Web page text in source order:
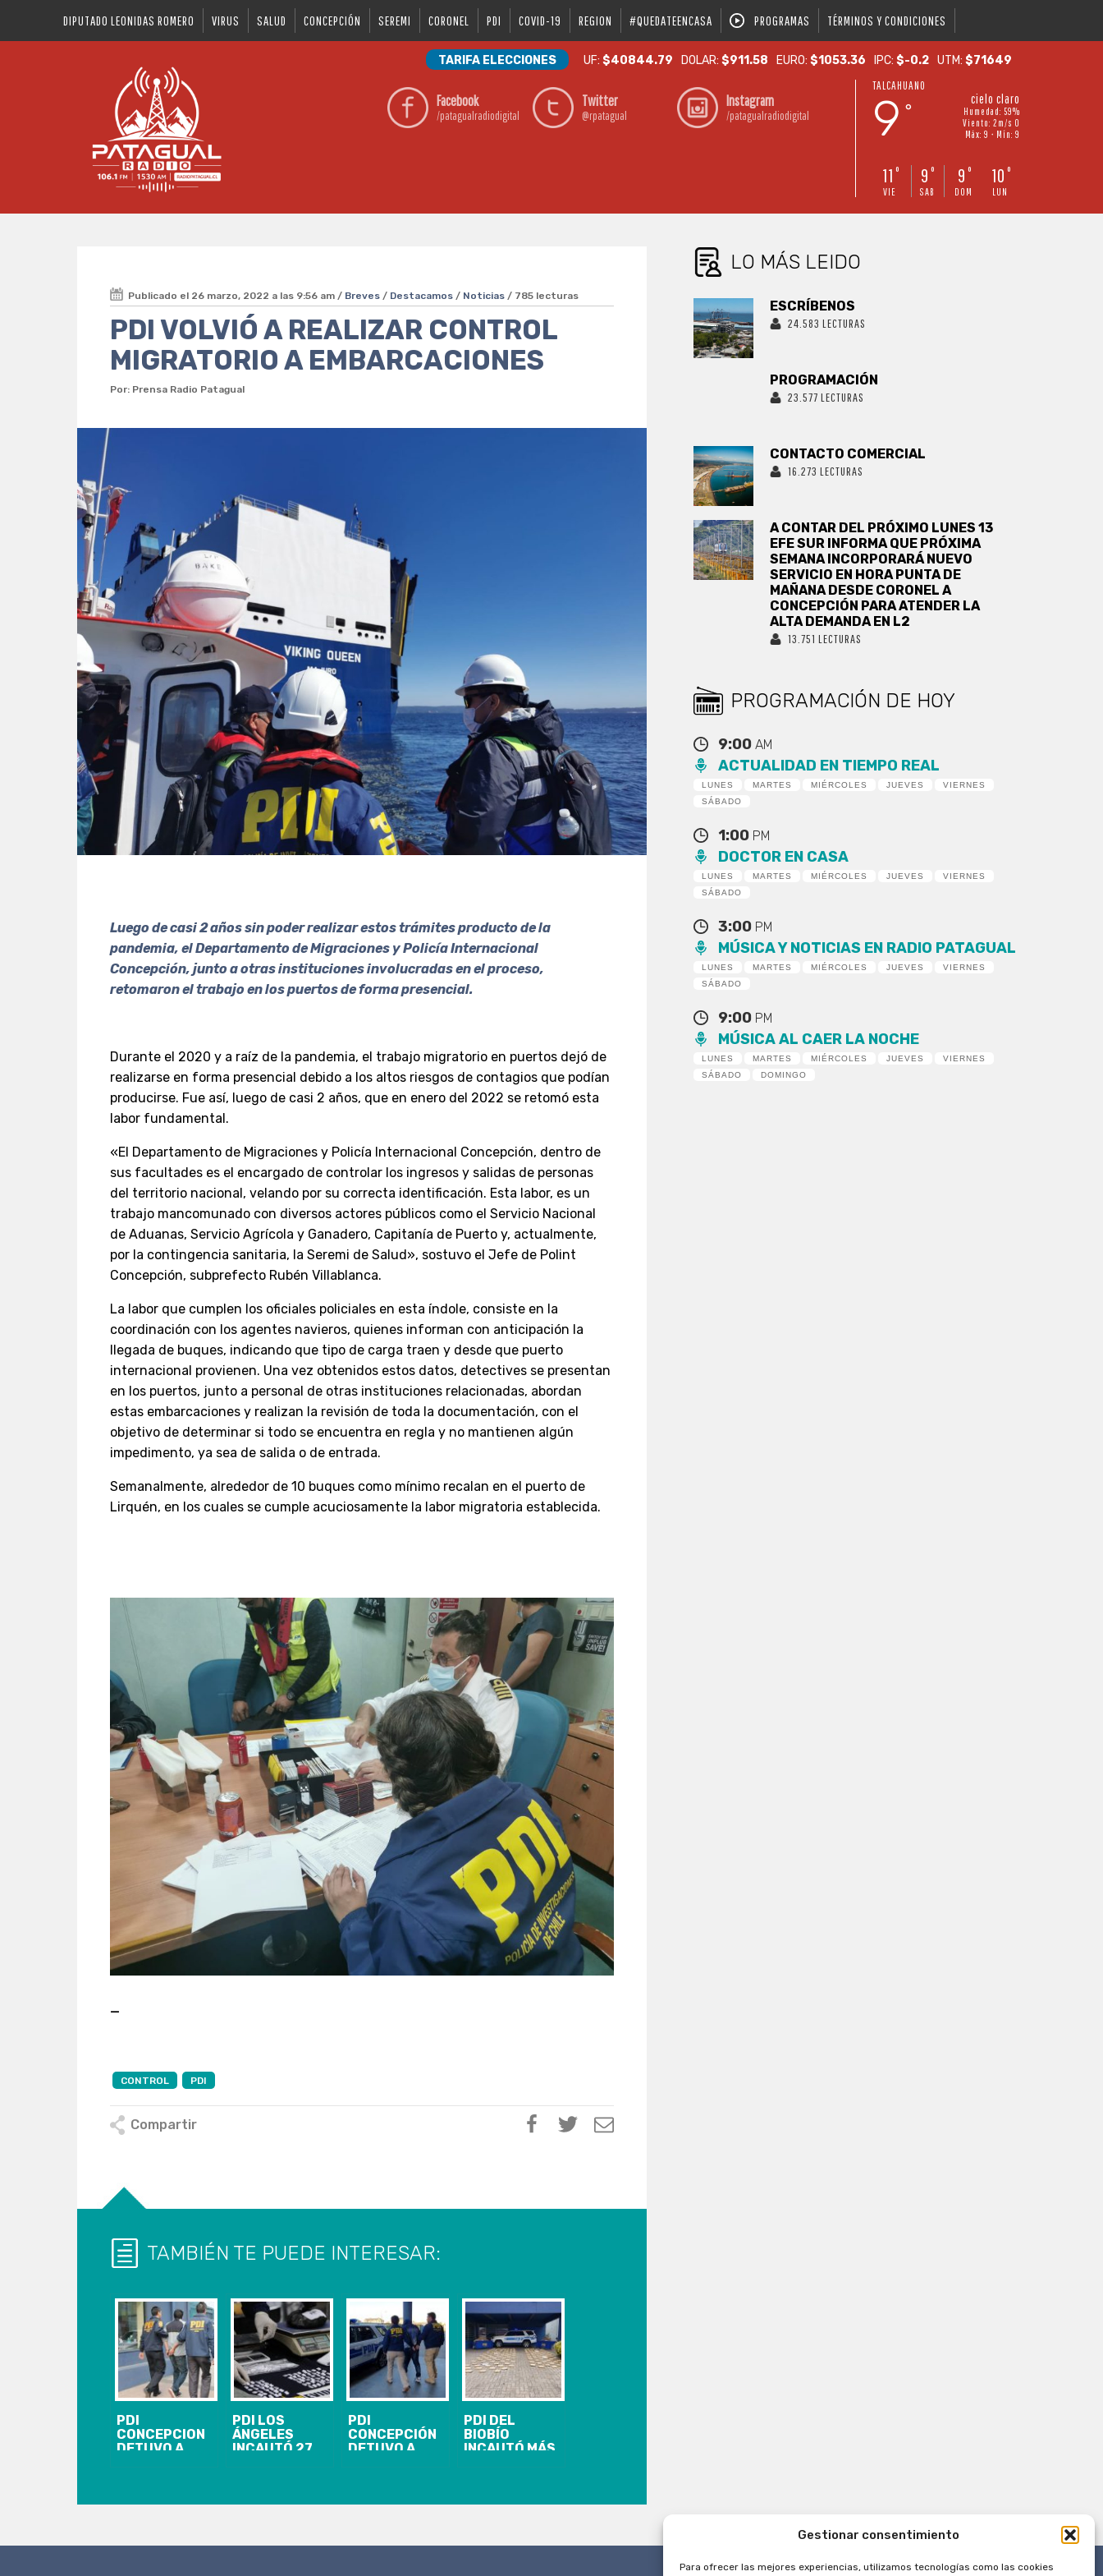
Gestionar consentimiento
Para ofrecer las mejores experiencias, utilizamos tecnologías como las cookies
DIPUTADO LEONIDAS ROMERO VIRUS SALUD CONCEPCIÓN SEREMI CORONEL PDI COVID-19 REGION #QUEDATEENCASA PROGRAMAS TÉRMINOS Y CONDICIONES
TARIFA ELECCIONES UF:$40844.79 DOLAR:$911.58 EURO:$1053.36 IPC:$-0.2 UTM:$71649
Facebook
/patagualradiodigital
Twitter
@rpatagual
Instagram
/patagualradiodigital
TALCAHUANO
9 °
cielo claro
Humedad: 59%
Viento: 2m/s O
Máx: 9 • Mín: 9
11 °
VIE
9 °
SAB
9 °
DOM
10 °
LUN
Publicado el 26 marzo, 2022 a las 9:56 am / Breves / Destacamos / Noticias / 785 lecturas
PDI VOLVIÓ A REALIZAR CONTROL
MIGRATORIO A EMBARCACIONES
Por: Prensa Radio Patagual
Luego de casi 2 años sin poder realizar estos trámites producto de la
pandemia, el Departamento de Migraciones y Policía Internacional
Concepción, junto a otras instituciones involucradas en el proceso,
retomaron el trabajo en los puertos de forma presencial.
Durante el 2020 y a raíz de la pandemia, el trabajo migratorio en puertos dejó de
realizarse en forma presencial debido a los altos riesgos de contagios que podían
producirse. Fue así, luego de casi 2 años, que en enero del 2022 se retomó esta
labor fundamental.
«El Departamento de Migraciones y Policía Internacional Concepción, dentro de
sus facultades es el encargado de controlar los ingresos y salidas de personas
del territorio nacional, velando por su correcta identificación. Esta labor, es un
trabajo mancomunado con diversos actores públicos como el Servicio Nacional
de Aduanas, Servicio Agrícola y Ganadero, Capitanía de Puerto y, actualmente,
por la contingencia sanitaria, la Seremi de Salud», sostuvo el Jefe de Polint
Concepción, subprefecto Rubén Villablanca.
La labor que cumplen los oficiales policiales en esta índole, consiste en la
coordinación con los agentes navieros, quienes informan con anticipación la
llegada de buques, indicando que tipo de carga traen y desde que puerto
internacional provienen. Una vez obtenidos estos datos, detectives se presentan
en los puertos, junto a personal de otras instituciones relacionadas, abordan
estas embarcaciones y realizan la revisión de toda la documentación, con el
objetivo de determinar si todo se encuentra en regla y no mantienen algún
impedimento, ya sea de salida o de entrada.
Semanalmente, alrededor de 10 buques como mínimo recalan en el puerto de
Lirquén, en los cuales se cumple acuciosamente la labor migratoria establecida.
—
CONTROL PDI
Compartir
TAMBIÉN TE PUEDE INTERESAR:
PDI
CONCEPCION
DETUVO A
AL INTERIOR
PDI LOS
ÁNGELES
INCAUTÓ 27
PDI
CONCEPCIÓN
DETUVO A
PDI DEL
BIOBÍO
INCAUTÓ MÁS
LO MÁS LEIDO
ESCRÍBENOS
24.583 LECTURAS
PROGRAMACIÓN
23.577 LECTURAS
CONTACTO COMERCIAL
16.273 LECTURAS
A CONTAR DEL PRÓXIMO LUNES 13
EFE SUR INFORMA QUE PRÓXIMA
SEMANA INCORPORARÁ NUEVO
SERVICIO EN HORA PUNTA DE
MAÑANA DESDE CORONEL A
CONCEPCIÓN PARA ATENDER LA
ALTA DEMANDA EN L2
13.751 LECTURAS
PROGRAMACIÓN DE HOY
9:00AM
ACTUALIDAD EN TIEMPO REAL
LUNES MARTES MIÉRCOLES JUEVES
VIERNES
SÁBADO
1:00 PM
DOCTOR EN CASA
LUNES MARTES MIÉRCOLES JUEVES
VIERNES
SÁBADO
3:00 PM
MÚSICA Y NOTICIAS EN RADIO PATAGUAL
LUNES MARTES MIÉRCOLES JUEVES
VIERNES
SÁBADO
9:00 PM
MÚSICA AL CAER LA NOCHE
LUNES MARTES MIÉRCOLES JUEVES
VIERNES
SÁBADO
DOMINGO